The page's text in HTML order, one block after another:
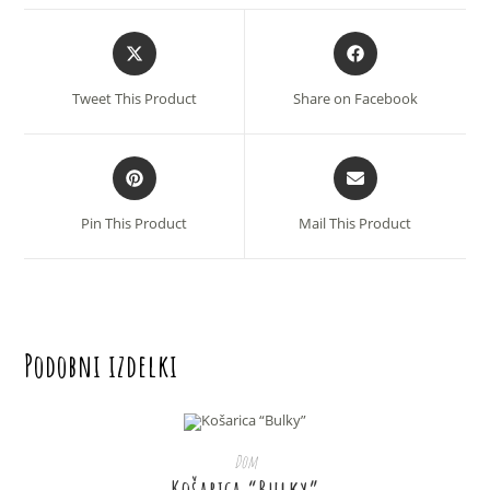
Opens
in
new
Tweet This Product
Opens
in
new
Share on Facebook
Opens
in
a
new
Pin This Product
Opens
in
a
new
Mail This Product
Podobni izdelki
IZBERITE MOŽNOSTI
izdelek
ima
več
Dom